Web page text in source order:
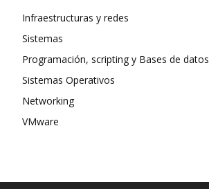
Infraestructuras y redes
Sistemas
Programación, scripting y Bases de datos
Sistemas Operativos
Networking
VMware